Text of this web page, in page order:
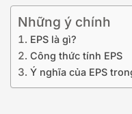
Những ý chính
EPS là gì?
Công thức tính EPS
Ý nghĩa của EPS